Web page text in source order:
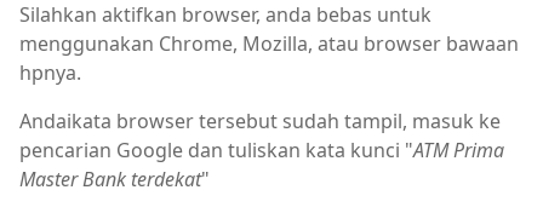
Silahkan aktifkan browser, anda bebas untuk
menggunakan Chrome, Mozilla, atau browser bawaan
hpnya.
Andaikata browser tersebut sudah tampil, masuk ke
pencarian Google dan tuliskan kata kunci "ATM Prima
Master Bank terdekat"